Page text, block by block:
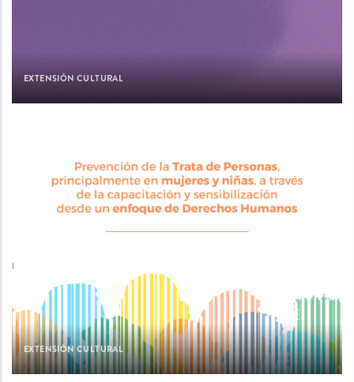
EXTENSIÓN CULTURAL
EXTENSIÓN CULTURAL